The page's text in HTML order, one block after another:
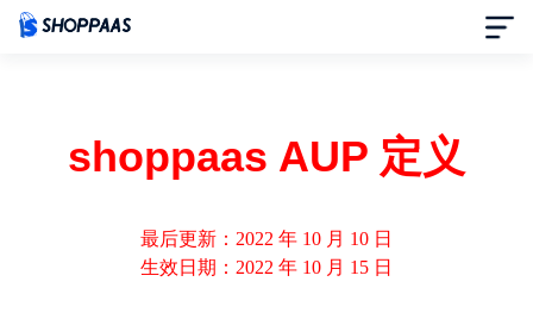
shoppaas AUP 定义
最后更新： 2022 年 10 月 10 日
生效日期：2022 年 10 月 15 日